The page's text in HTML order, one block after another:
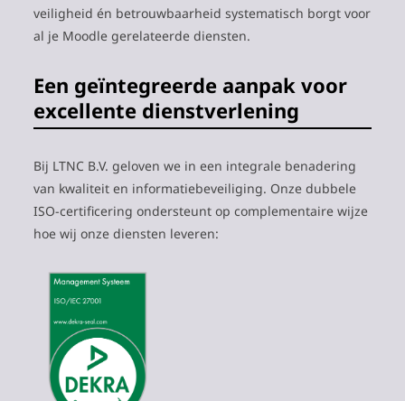
veiligheid én betrouwbaarheid systematisch borgt voor
al je Moodle gerelateerde diensten.
Een geïntegreerde aanpak voor
excellente dienstverlening
Bij LTNC B.V. geloven we in een integrale benadering
van kwaliteit en informatiebeveiliging. Onze dubbele
ISO-certificering ondersteunt op complementaire wijze
hoe wij onze diensten leveren: